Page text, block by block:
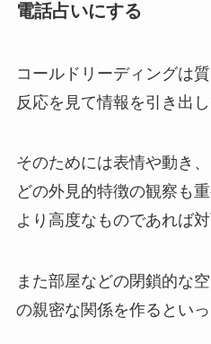
電話占いにする
コールドリーディングは
反応を見て情報を引き出
そのためには表情や動き
どの外見的特徴の観察も
より高度なものであれば対
また部屋などの閉鎖的な
の親密な関係を作るとい